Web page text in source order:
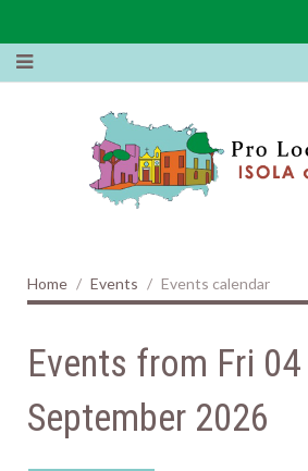
Home Events Events calendar
Events from Fri 04
September 2026